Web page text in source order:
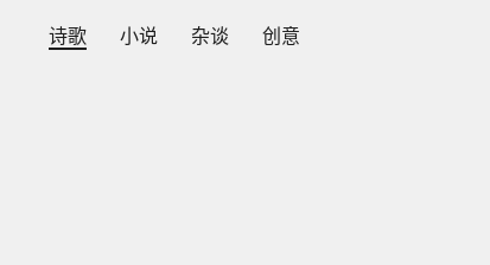
诗歌 小说 杂谈 创意